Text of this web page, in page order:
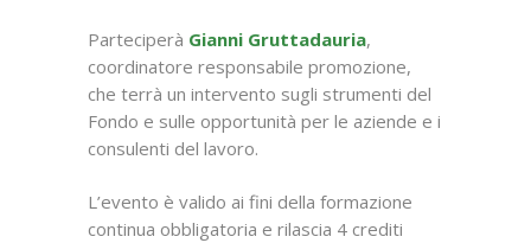
Parteciperà Gianni Gruttadauria,
coordinatore responsabile promozione,
che terrà un intervento sugli strumenti del
Fondo e sulle opportunità per le aziende e i
consulenti del lavoro.
L’evento è valido ai fini della formazione
continua obbligatoria e rilascia 4 crediti